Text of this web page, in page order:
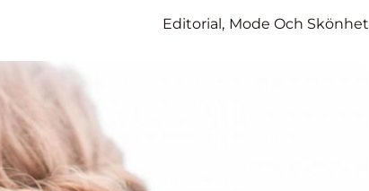
Editorial, Mode Och Skönhet